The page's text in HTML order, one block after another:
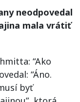
neodpovedal
mala vrátiť
“Ako
“Áno.
byť